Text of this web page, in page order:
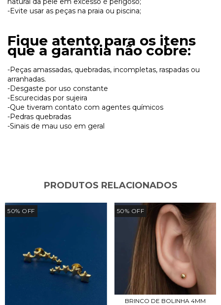
-Evite usar as peças na praia ou piscina;
Fique atento para os itens
que a garantia não cobre:
-Peças amassadas, quebradas, incompletas, raspadas ou
arranhadas.
-Desgaste por uso constante
-Escurecidas por sujeira
-Que tiveram contato com agentes químicos
-Pedras quebradas
-Sinais de mau uso em geral
PRODUTOS RELACIONADOS
50% OFF 50% OFF
BRINCO DE BOLINHA 4MM